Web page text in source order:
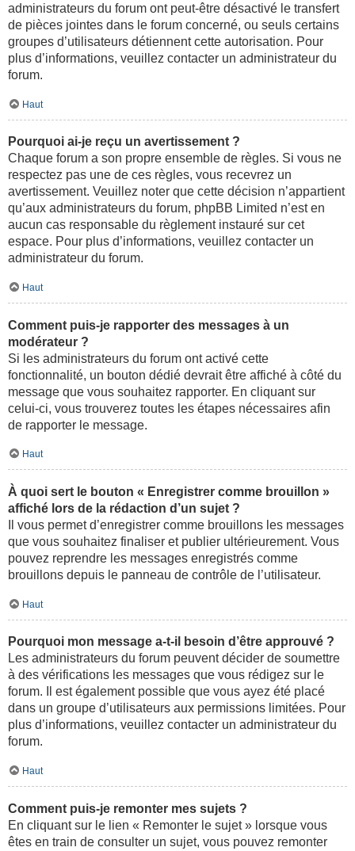
administrateurs du forum ont peut-être désactivé le transfert
de pièces jointes dans le forum concerné, ou seuls certains
groupes d’utilisateurs détiennent cette autorisation. Pour
plus d’informations, veuillez contacter un administrateur du
forum.
Haut
Pourquoi ai-je reçu un avertissement ?
Chaque forum a son propre ensemble de règles. Si vous ne
respectez pas une de ces règles, vous recevrez un
avertissement. Veuillez noter que cette décision n’appartient
qu’aux administrateurs du forum, phpBB Limited n’est en
aucun cas responsable du règlement instauré sur cet
espace. Pour plus d’informations, veuillez contacter un
administrateur du forum.
Haut
Comment puis-je rapporter des messages à un
modérateur ?
Si les administrateurs du forum ont activé cette
fonctionnalité, un bouton dédié devrait être affiché à côté du
message que vous souhaitez rapporter. En cliquant sur
celui-ci, vous trouverez toutes les étapes nécessaires afin
de rapporter le message.
Haut
À quoi sert le bouton « Enregistrer comme brouillon »
affiché lors de la rédaction d’un sujet ?
Il vous permet d’enregistrer comme brouillons les messages
que vous souhaitez finaliser et publier ultérieurement. Vous
pouvez reprendre les messages enregistrés comme
brouillons depuis le panneau de contrôle de l’utilisateur.
Haut
Pourquoi mon message a-t-il besoin d’être approuvé ?
Les administrateurs du forum peuvent décider de soumettre
à des vérifications les messages que vous rédigez sur le
forum. Il est également possible que vous ayez été placé
dans un groupe d’utilisateurs aux permissions limitées. Pour
plus d’informations, veuillez contacter un administrateur du
forum.
Haut
Comment puis-je remonter mes sujets ?
En cliquant sur le lien « Remonter le sujet » lorsque vous
êtes en train de consulter un sujet, vous pouvez remonter